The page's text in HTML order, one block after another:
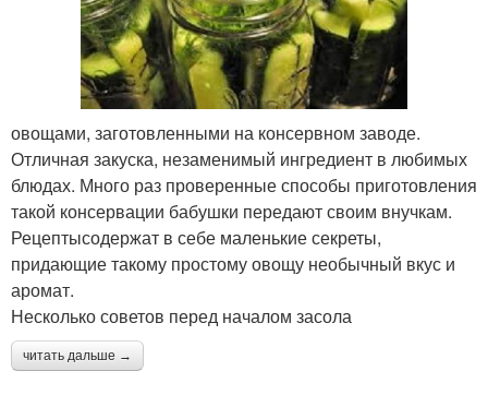
овощами, заготовленными на консервном заводе.
Отличная закуска, незаменимый ингредиент в любимых
блюдах. Много раз проверенные способы приготовления
такой консервации бабушки передают своим внучкам.
Рецептысодержат в себе маленькие секреты,
придающие такому простому овощу необычный вкус и
аромат.
Несколько советов перед началом засола
читать дальше →